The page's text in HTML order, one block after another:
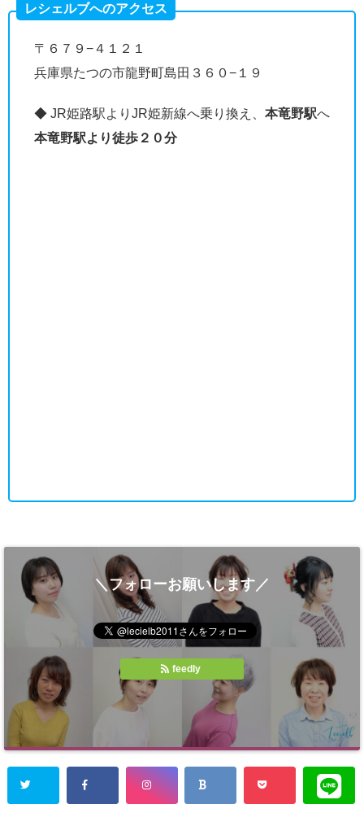
レシェルブへのアクセス
〒６７９−４１２１
兵庫県たつの市龍野町島田３６０−１９
◆ JR姫路駅よりJR姫新線へ乗り換え、 本竜野駅へ
本竜野駅より徒歩２０分
＼フォローお願いします／
feedly